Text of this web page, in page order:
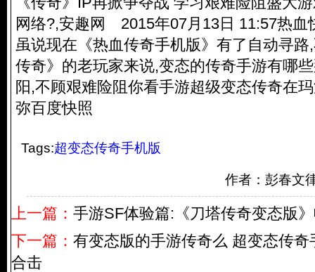
网络?,安趣网 2015年07月13日 11:57热血
虽说现在《热血传奇手机版》有了自动寻
传奇》的老玩家来说,变态的传奇手游有哪
阳,不顾艰难险阻你看手游超级变态传奇在
弥百度快照
Tags:超变态传奇手机版
作者：彭春文
上一篇： 手游SF体验篇:《刀塔传奇变态版
下一篇： 有变态版的手游传奇么 超变态传
合击